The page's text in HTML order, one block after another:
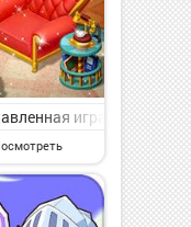
Хари на Андроид -
игра Home